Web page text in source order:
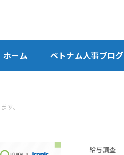
ホーム ベトナム人事ブログ
す。
給与調査